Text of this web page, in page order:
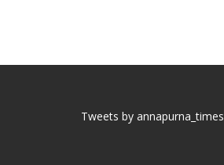
Tweets by annapurna_times